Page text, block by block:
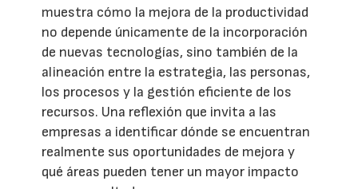
muestra cómo la mejora de la productividad
no depende únicamente de la incorporación
de nuevas tecnologías, sino también de la
alineación entre la estrategia, las personas,
los procesos y la gestión eficiente de los
recursos. Una reflexión que invita a las
empresas a identificar dónde se encuentran
realmente sus oportunidades de mejora y
qué áreas pueden tener un mayor impacto